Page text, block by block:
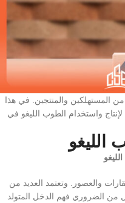
من المستهلكين والمنتجين. في هذا
واستخدام الطوب اللیغو في
اللیغو
والعصور. وتعتمد العديد من
من الضروري فهم الدخل المتولد